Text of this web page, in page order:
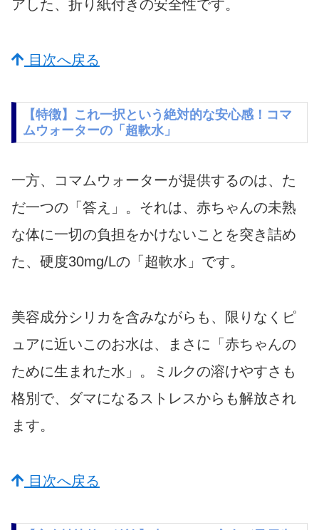
アした、折り紙付きの安全性です。
目次へ戻る
【特徴】これ一択という絶対的な安心感！コマ
ムウォーターの「超軟水」
一方、コマムウォーターが提供するのは、た
だ一つの「答え」。それは、赤ちゃんの未熟
な体に一切の負担をかけないことを突き詰め
た、硬度30mg/Lの「超軟水」です。
美容成分シリカを含みながらも、限りなくピ
ュアに近いこのお水は、まさに「赤ちゃんの
ために生まれた水」。ミルクの溶けやすさも
格別で、ダマになるストレスからも解放され
ます。
目次へ戻る